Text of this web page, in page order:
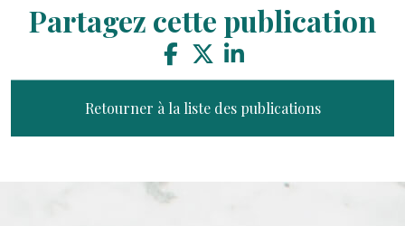
Partagez cette publication
Retourner à la liste des publications